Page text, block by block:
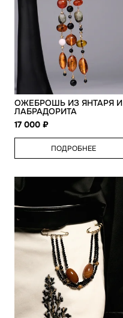
ОЖЕБРОШЬ ИЗ ЯНТАРЯ И
ЛАБРАДОРИТА
17 000
ПОДРОБНЕЕ